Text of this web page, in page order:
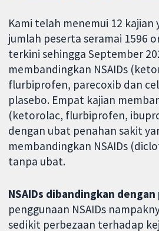
Kami telah menemui 12
jumlah peserta seramai 1596
terkini sehingga September
membandingkan NSAIDs
flurbiprofen, parecoxib dan
plasebo. Empat kajian
(ketorolac, flurbiprofen,
dengan ubat penahan sakit
membandingkan NSAIDs
tanpa ubat.
NSAIDs dibandingkan
penggunaan NSAIDs
sedikit perbezaan terhadap